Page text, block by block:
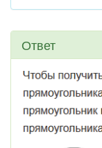
Ответ